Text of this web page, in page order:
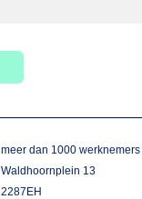
meer dan 1000 werknemers
Waldhoornplein 13
2287EH